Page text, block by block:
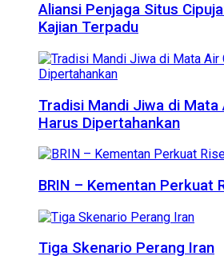
Aliansi Penjaga Situs
Kajian Terpadu
Tradisi Mandi Jiwa di Mata
Harus Dipertahankan
BRIN – Kementan Perkuat
Tiga Skenario Perang Iran